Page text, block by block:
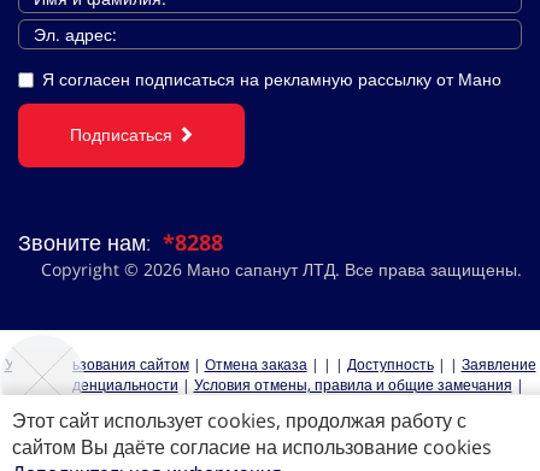
Я согласен подписаться на рекламную рассылку от Мано
Подписаться
Звоните нам: *8288
Copyright © 2026 Мано сапанут ЛТД. Все права защищены.
Устав пользования сайтом | Oтмена заказа | | | Доступность | | Заявление
о конфиденциальности | Условия отмены, правила и общие замечания |
Этот сайт использует cookies, продолжая работу с
сайтом Вы даёте согласие на использование cookies